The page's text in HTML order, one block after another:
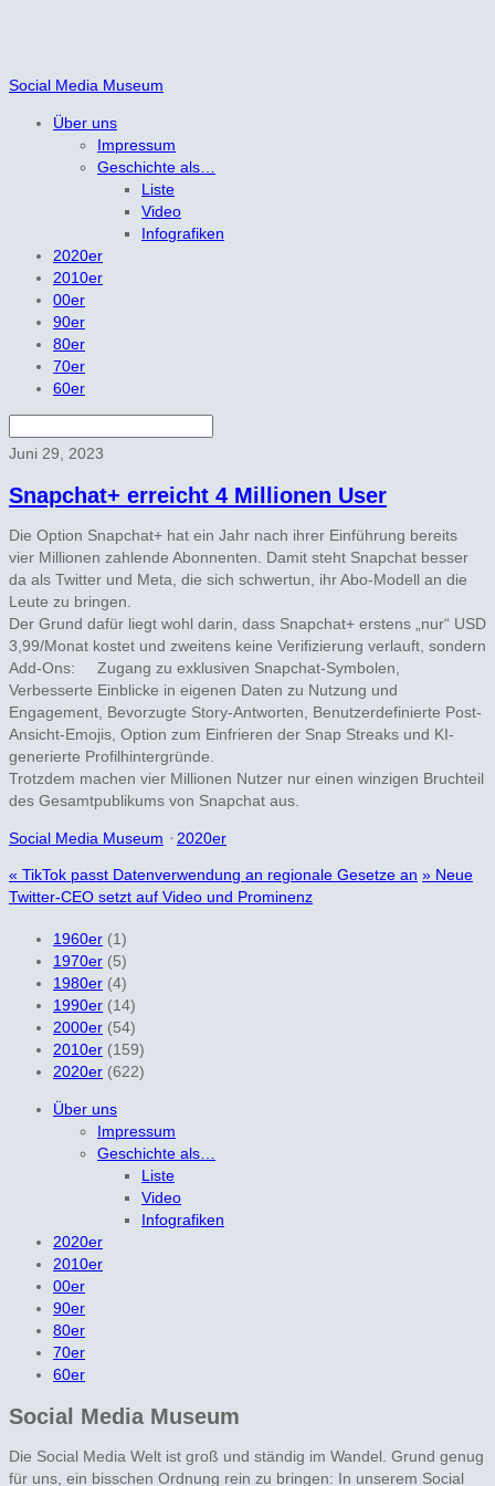
Social Media Museum
Über uns
Impressum
Geschichte als…
Liste
Video
Infografiken
2020er
2010er
00er
90er
80er
70er
60er
Juni 29, 2023
Snapchat+ erreicht 4 Millionen User
Die Option Snapchat+ hat ein Jahr nach ihrer Einführung bereits
vier Millionen zahlende Abonnenten. Damit steht Snapchat besser
da als Twitter und Meta, die sich schwertun, ihr Abo-Modell an die
Leute zu bringen.
Der Grund dafür liegt wohl darin, dass Snapchat+ erstens „nur“ USD
3,99/Monat kostet und zweitens keine Verifizierung verlauft, sondern
Add-Ons: Zugang zu exklusiven Snapchat-Symbolen,
Verbesserte Einblicke in eigenen Daten zu Nutzung und
Engagement, Bevorzugte Story-Antworten, Benutzerdefinierte Post-
Ansicht-Emojis, Option zum Einfrieren der Snap Streaks und KI-
generierte Profilhintergründe.
Trotzdem machen vier Millionen Nutzer nur einen winzigen Bruchteil
des Gesamtpublikums von Snapchat aus.
Social Media Museum ⋅ 2020er
« TikTok passt Datenverwendung an regionale Gesetze an » Neue
Twitter-CEO setzt auf Video und Prominenz
1960er (1)
1970er (5)
1980er (4)
1990er (14)
2000er (54)
2010er (159)
2020er (622)
Über uns
Impressum
Geschichte als…
Liste
Video
Infografiken
2020er
2010er
00er
90er
80er
70er
60er
Social Media Museum
Die Social Media Welt ist groß und ständig im Wandel. Grund genug
für uns, ein bisschen Ordnung rein zu bringen: In unserem Social